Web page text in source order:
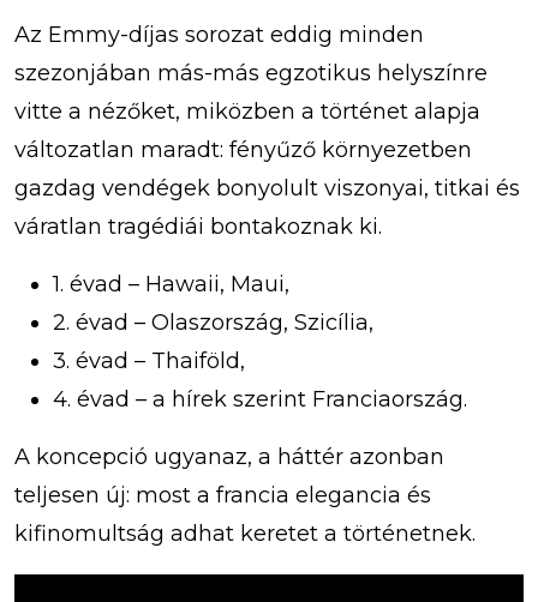
Az Emmy-díjas sorozat eddig minden
szezonjában más-más egzotikus helyszínre
vitte a nézőket, miközben a történet alapja
változatlan maradt: fényűző környezetben
gazdag vendégek bonyolult viszonyai, titkai és
váratlan tragédiái bontakoznak ki.
1. évad – Hawaii, Maui,
2. évad – Olaszország, Szicília,
3. évad – Thaiföld,
4. évad – a hírek szerint Franciaország.
A koncepció ugyanaz, a háttér azonban
teljesen új: most a francia elegancia és
kifinomultság adhat keretet a történetnek.